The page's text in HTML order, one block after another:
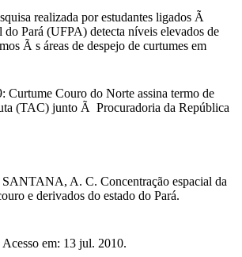
realizada por estudantes ligados Ã
do Pará (UFPA) detecta níveis elevados de
Ã s áreas de despejo de curtumes em
Curtume Couro do Norte assina termo de
(TAC) junto Ã Procuradoria da República
A. C. Concentração espacial da
e derivados do estado do Pará.
em: 13 jul. 2010.